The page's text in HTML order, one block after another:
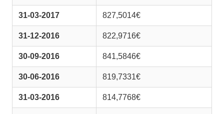
31-03-2017 827,5014€
31-12-2016 822,9716€
30-09-2016 841,5846€
30-06-2016 819,7331€
31-03-2016 814,7768€